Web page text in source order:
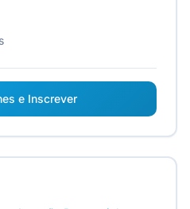
e Inscrever